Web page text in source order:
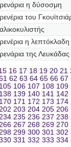
η δύσοσμη
του
η λεπτόκλαδη
της Λευκάδας
16 17 18 19 20 21
62 63 64 65 66 67
105 106 107 108 109
138 139 140 141 142
170 171 172 173 174
203 204 205 206
235 236 237 238
267 268 269 270
299 300 301 302
331 332 333 334